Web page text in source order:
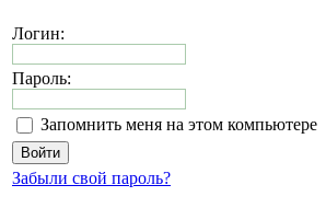
Логин:
Пароль:
Запомнить меня на этом компьютере
Забыли свой пароль?